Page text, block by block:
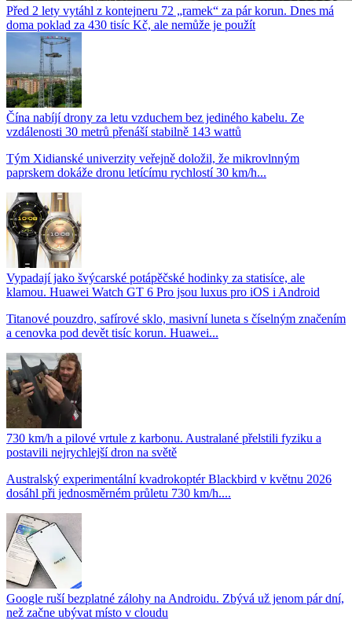
Před 2 lety vytáhl z kontejneru 72 „ramek“ za pár korun. Dnes má
doma poklad za 430 tisíc Kč, ale nemůže je použít
Čína nabíjí drony za letu vzduchem bez jediného kabelu. Ze
vzdálenosti 30 metrů přenáší stabilně 143 wattů
Tým Xidianské univerzity veřejně doložil, že mikrovlnným
paprskem dokáže dronu letícímu rychlostí 30 km/h...
Vypadají jako švýcarské potápěčské hodinky za statisíce, ale
klamou. Huawei Watch GT 6 Pro jsou luxus pro iOS i Android
Titanové pouzdro, safírové sklo, masivní luneta s číselným značením
a cenovka pod devět tisíc korun. Huawei...
730 km/h a pilové vrtule z karbonu. Australané přelstili fyziku a
postavili nejrychlejší dron na světě
Australský experimentální kvadrokoptér Blackbird v květnu 2026
dosáhl při jednosměrném průletu 730 km/h....
Google ruší bezplatné zálohy na Androidu. Zbývá už jenom pár dní,
než začne ubývat místo v cloudu